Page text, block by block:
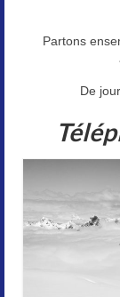
Partons
De